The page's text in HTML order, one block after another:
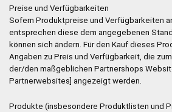
Preise und Verfügbarkeiten
Sofern Produktpreise und Verfügbarkeiten
entsprechen diese dem angegebenen
können sich ändern. Für den Kauf dieses
Angaben zu Preis und Verfügbarkeit, die
der/den maßgeblichen Partnershops
Partnerwebsites] angezeigt werden.
Produkte (insbesondere Produktlisten und